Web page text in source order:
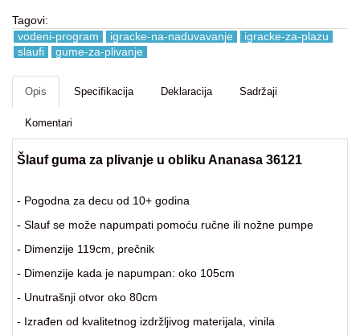
Kancelarija
Baštenske
Kuca
Basta
Fitness
Godina
za
kapije
Sve
Tagovi:
vodeni-program
igracke-na-naduvavanje
igracke-za-plazu
slaufi
gume-za-plivanje
Opis Specifikacija Deklaracija Sadržaji
Komentari
Šlauf guma za plivanje u obliku Ananasa 36121
- Pogodna za decu od 10+ godina
- Slauf se može napumpati pomoću ručne ili nožne pumpe
- Dimenzije 119cm, prečnik
- Dimenzije kada je napumpan: oko 105cm
- Unutrašnji otvor oko 80cm
- Izrađen od kvalitetnog izdržljivog materijala, vinila